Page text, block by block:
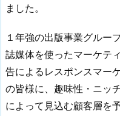
ました。
１年強の出版事業グルー
誌媒体を使ったマーケテ
告によるレスポンスマー
の皆様に、趣味性・ニッ
によって見込む顧客層を